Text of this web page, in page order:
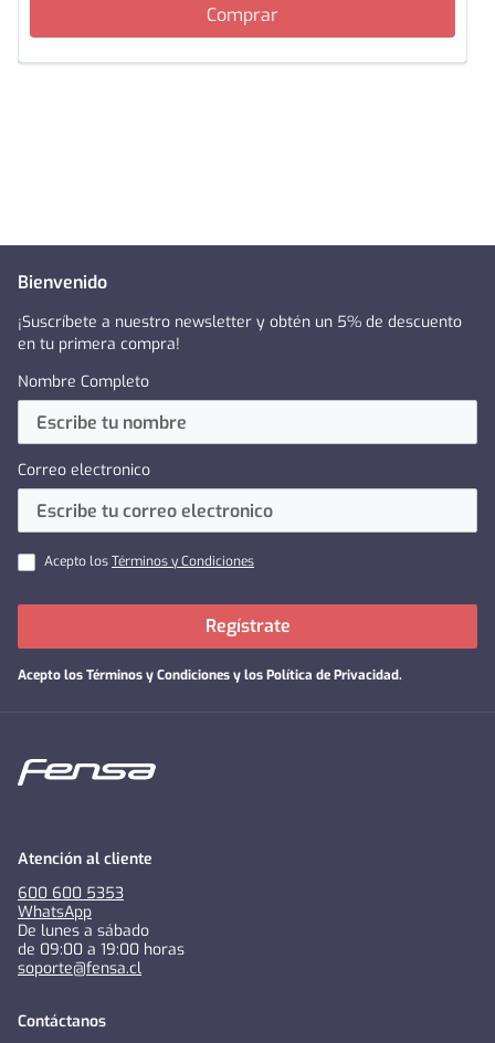
Comprar
Bienvenido
¡Suscríbete a nuestro newsletter y obtén un 5% de descuento
en tu primera compra!
Nombre Completo
Correo electronico
Acepto losTérminos y Condiciones
Acepto losTérminos y Condiciones y los Política de Privacidad.
Regístrate
Atención al cliente
600 600 5353
WhatsApp
De lunes a sábado
de 09:00 a 19:00 horas
soporte@fensa.cl
Contáctanos